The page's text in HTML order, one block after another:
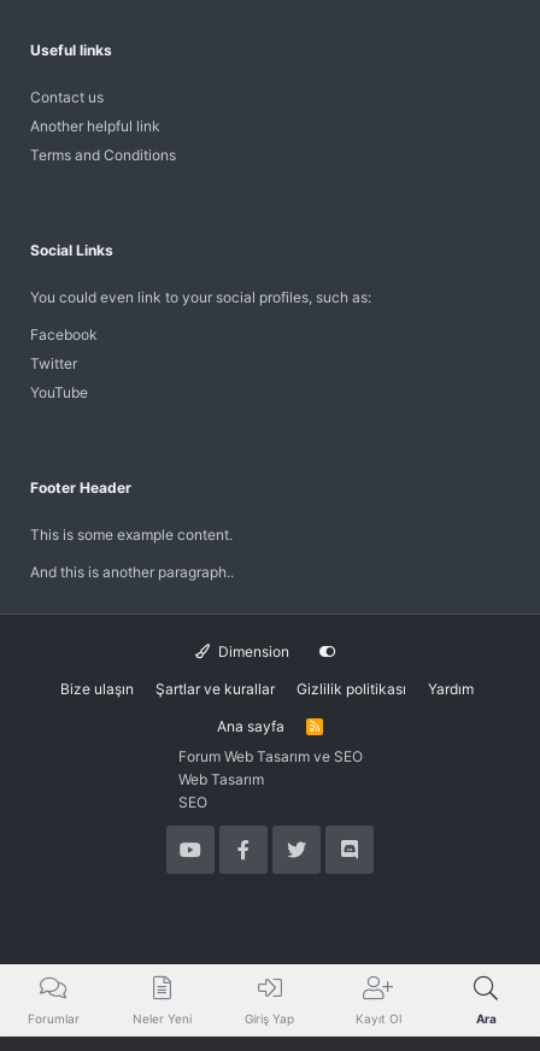
Useful links
Contact us
Another helpful link
Terms and Conditions
Social Links
You could even link to your social profiles, such as:
Facebook
Twitter
YouTube
Footer Header
This is some example content.
And this is another paragraph..
Dimension
Bize ulaşın Şartlar ve kurallar Gizlilik politikası Yardım
Ana sayfa
R
S
Forum Web Tasarım ve SEO
Web Tasarım
SEO
Forumlar Neler Yeni Giriş Yap Kayıt Ol Ara